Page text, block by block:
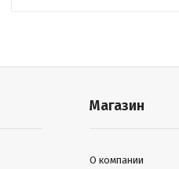
Магазин
О компании